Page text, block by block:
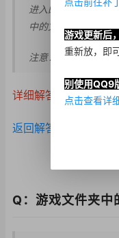
进入的最新地址与最
中的文件获取到。
注意：武器补丁分全
详细解答： 点击查看
返回解答目录
Q：游戏文件夹中
游戏更新后
重新放，即可
别使用QQ9
点击查看详